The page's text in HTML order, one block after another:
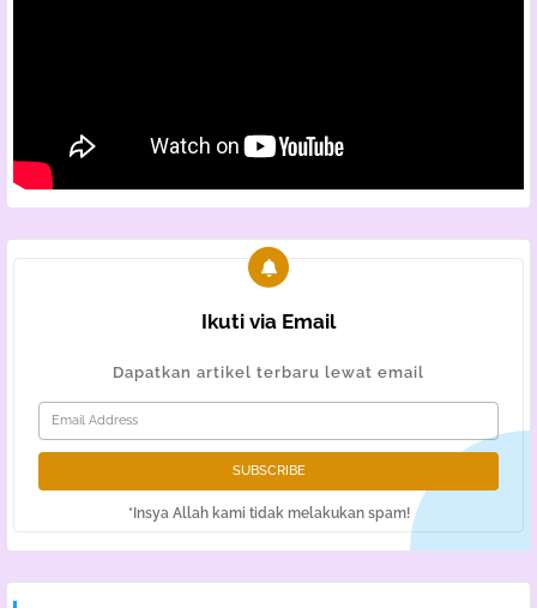
Ikuti via Email
Dapatkan artikel terbaru lewat email
*Insya Allah kami tidak melakukan spam!